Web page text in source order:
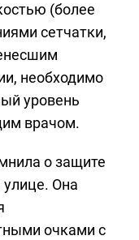
(более
сетчатки,
необходимо
уровень
врачом.
о защите
улице. Она
очками с